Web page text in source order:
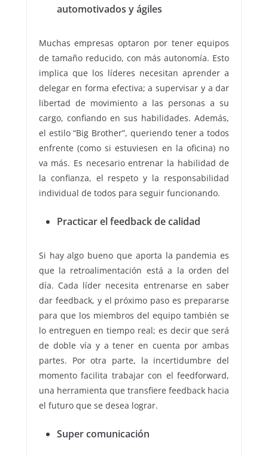
automotivados y ágiles
Muchas empresas optaron por tener equipos
de tamaño reducido, con más autonomía. Esto
implica que los líderes necesitan aprender a
delegar en forma efectiva; a supervisar y a dar
libertad de movimiento a las personas a su
cargo, confiando en sus habilidades. Además,
el estilo “Big Brother”, queriendo tener a todos
enfrente (como si estuviesen en la oficina) no
va más. Es necesario entrenar la habilidad de
la confianza, el respeto y la responsabilidad
individual de todos para seguir funcionando.
Practicar el feedback de calidad
Si hay algo bueno que aporta la pandemia es
que la retroalimentación está a la orden del
día. Cada líder necesita entrenarse en saber
dar feedback, y el próximo paso es prepararse
para que los miembros del equipo también se
lo entreguen en tiempo real; es decir que será
de doble vía y a tener en cuenta por ambas
partes. Por otra parte, la incertidumbre del
momento facilita trabajar con el feedforward,
una herramienta que transfiere feedback hacia
el futuro que se desea lograr.
Super comunicación